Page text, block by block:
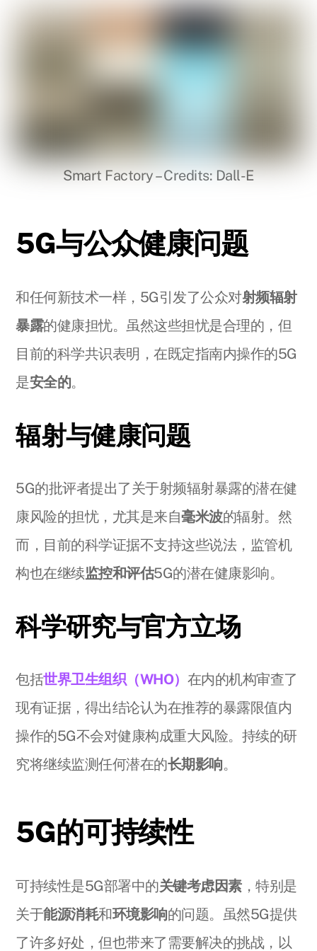
Smart Factory – Credits: Dall-E
5G与公众健康问题
和任何新技术一样，5G引发了公众对射频辐射
暴露的健康担忧。虽然这些担忧是合理的，但
目前的科学共识表明，在既定指南内操作的5G
是安全的。
辐射与健康问题
5G的批评者提出了关于射频辐射暴露的潜在健
康风险的担忧，尤其是来自毫米波的辐射。然
而，目前的科学证据不支持这些说法，监管机
构也在继续监控和评估5G的潜在健康影响。
科学研究与官方立场
包括世界卫生组织（WHO） 在内的机构审查了
现有证据，得出结论认为在推荐的暴露限值内
操作的5G不会对健康构成重大风险。持续的研
究将继续监测任何潜在的长期影响。
5G的可持续性
可持续性是5G部署中的关键考虑因素，特别是
关于能源消耗和环境影响的问题。虽然5G提供
了许多好处，但也带来了需要解决的挑战，以